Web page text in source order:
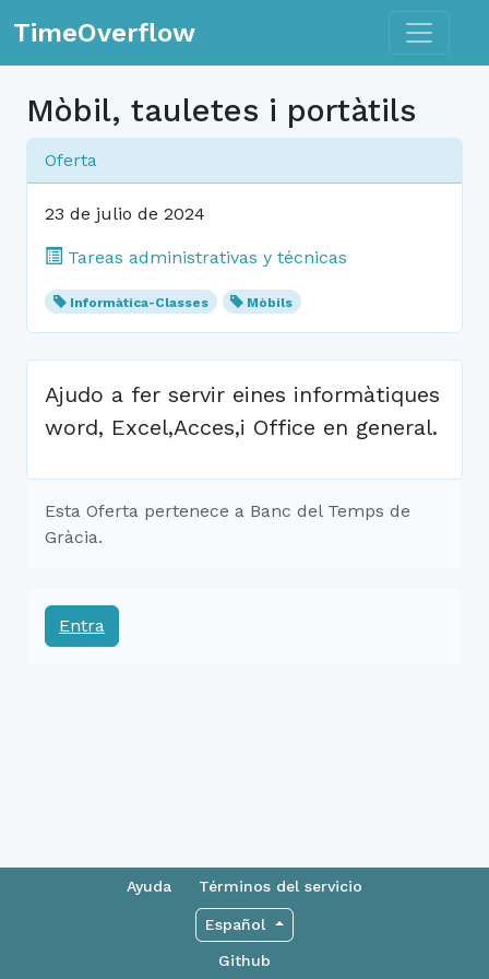
TimeOverflow Toggle
Mòbil, tauletes i portàtils
Oferta
23 de julio de 2024
Tareas administrativas y técnicas
Informàtica-Classes Mòbils
Ajudo a fer servir eines informàtiques
word, Excel,Acces,i Office en general.
Esta Oferta pertenece a Banc del Temps de
Gràcia.
Entra
Ayuda Términos del servicio
Español
Github